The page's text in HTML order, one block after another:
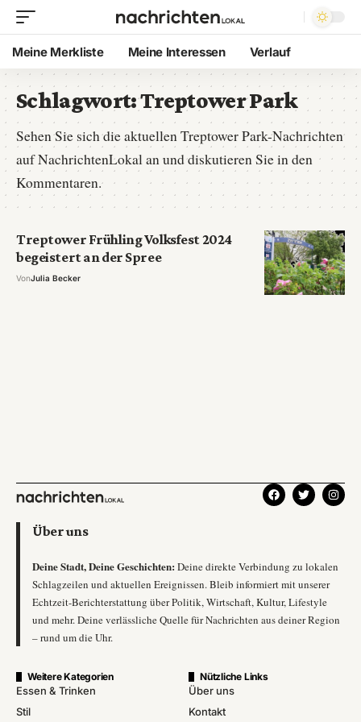
Meine Merkliste Meine Interessen Verlauf
Schlagwort:Treptower Park
Sehen Sie sich die aktuellen Treptower Park-Nachrichten
auf NachrichtenLokal an und diskutieren Sie in den
Kommentaren.
Treptower Frühling Volksfest 2024
begeistert an der Spree
VonJulia Becker
Über uns
Deine Stadt, Deine Geschichten: Deine direkte Verbindung zu lokalen
Schlagzeilen und aktuellen Ereignissen. Bleib informiert mit unserer
Echtzeit-Berichterstattung über Politik, Wirtschaft, Kultur, Lifestyle
und mehr. Deine verlässliche Quelle für Nachrichten aus deiner Region
– rund um die Uhr.
Weitere Kategorien
Essen & Trinken
Stil
Nützliche Links
Über uns
Kontakt